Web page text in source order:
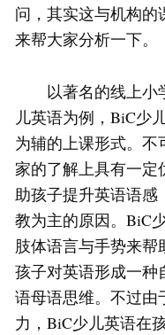
问，其实这与机构
来帮大家分析一下。
以著名的线上小
儿英语为例，BiC少
为辅的上课形式。
家的了解上具有一
助孩子提升英语语感
教为主的原因。BiC
肢体语言与手势来
孩子对英语形成一种
语母语思维。不过由
力，BiC少儿英语在